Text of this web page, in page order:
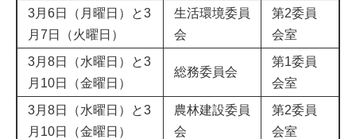
3月6日（月曜日）と3
月7日（火曜日）
生活環境委員
会
第2委員
会室
3月8日（水曜日）と3
月10日（金曜日）
総務委員会
第1委員
会室
3月8日（水曜日）と3
月10日（金曜日）
農林建設委員
会
第2委員
会室